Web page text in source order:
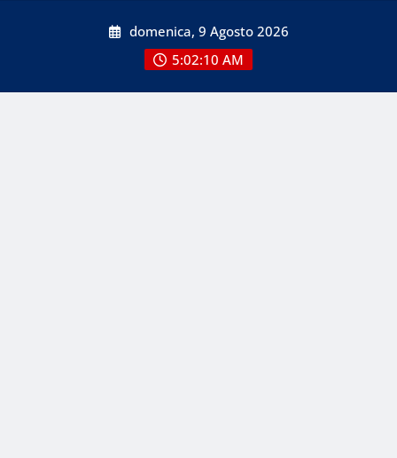
domenica, 9 Agosto 2026
5:02:12 AM